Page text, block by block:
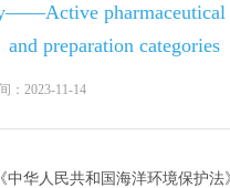
pharmaceutical
preparation categories
：2023-11-14
华人民共和国海洋环境保护